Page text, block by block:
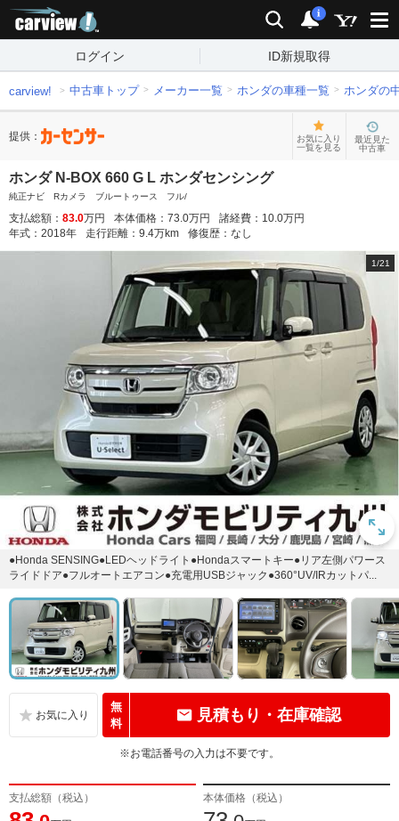
検索 通知
i
ログイン ID新規取得
carview! 中古車トップ メーカー一覧 ホンダの車種一覧 ホンダの
提供：
お気に入り
一覧を見る
最近見た
中古車
ホンダ N-BOX 660 G L ホンダセンシング
純正ナビ Rカメラ ブルートゥース フル/
支払総額： 83.0万円 本体価格： 73.0万円 諸経費： 10.0万円
年式： 2018年 走行距離： 9.4万km 修復歴： なし
1/21
●Honda SENSING●LEDヘッドライト●Hondaスマートキー●リア左側パワース
ライドドア●フルオートエアコン●充電用USBジャック●360°UV/IRカットパ...
無
料
見積もり・在庫確認
※お電話番号の入力は不要です。
支払総額（税込） 本体価格（税込）